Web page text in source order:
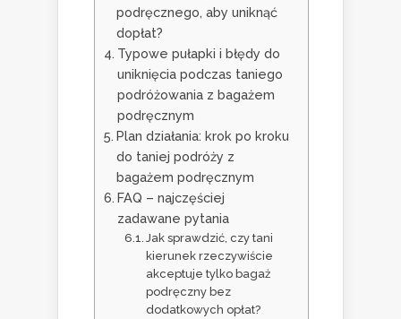
podręcznego, aby uniknąć
dopłat?
Typowe pułapki i błędy do
uniknięcia podczas taniego
podróżowania z bagażem
podręcznym
Plan działania: krok po kroku
do taniej podróży z
bagażem podręcznym
FAQ – najczęściej
zadawane pytania
Jak sprawdzić, czy tani
kierunek rzeczywiście
akceptuje tylko bagaż
podręczny bez
dodatkowych opłat?